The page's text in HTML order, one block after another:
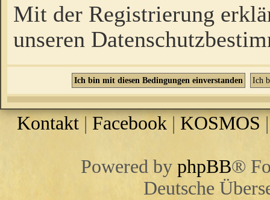
Mit der Registrierung
unseren
Kontakt |Facebook | KOSMOS
Powered by phpBB®
Deutsche